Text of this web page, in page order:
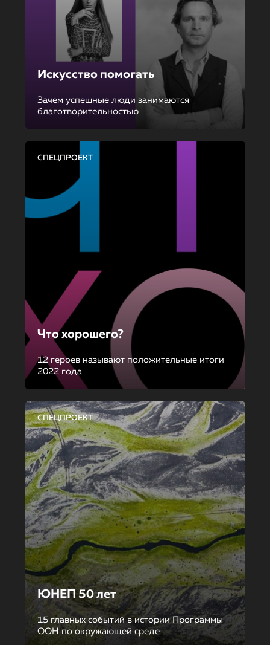
Искусство помогать
Зачем успешные люди занимаются
благотворительностью
СПЕЦПРОЕКТ
Что хорошего?
12 героев называют положительные итоги
2022 года
СПЕЦПРОЕКТ
ЮНЕП 50 лет
15 главных событий в истории Программы
ООН по окружающей среде